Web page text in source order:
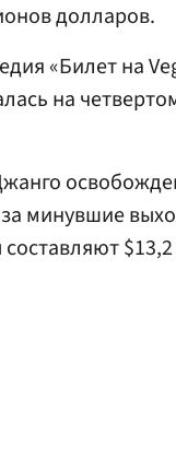
долларов.
«Билет на
на
минувшие